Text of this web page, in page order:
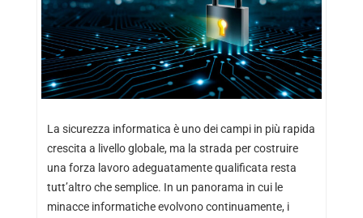
La sicurezza informatica è uno dei campi in più rapida
crescita a livello globale, ma la strada per costruire
una forza lavoro adeguatamente qualificata resta
tutt’altro che semplice. In un panorama in cui le
minacce informatiche evolvono continuamente, i